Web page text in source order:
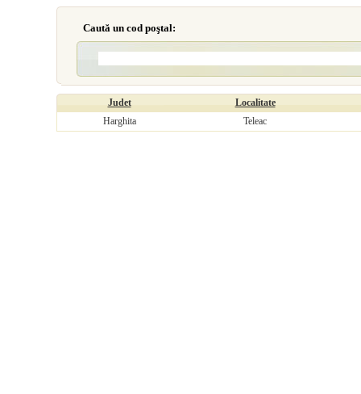
Caută un cod poştal:
Judet
Localitate
Harghita
Teleac